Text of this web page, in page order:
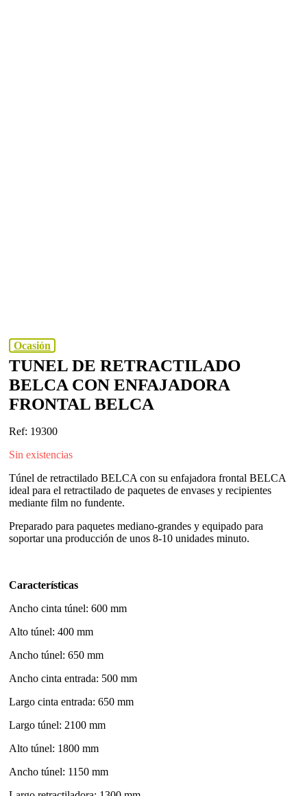
Ocasión
TUNEL DE RETRACTILADO
BELCA CON ENFAJADORA
FRONTAL BELCA
Ref: 19300
Sin existencias
Túnel de retractilado BELCA con su enfajadora frontal BELCA
ideal para el retractilado de paquetes de envases y recipientes
mediante film no fundente.
Preparado para paquetes mediano-grandes y equipado para
soportar una producción de unos 8-10 unidades minuto.
Características
Ancho cinta túnel: 600 mm
Alto túnel: 400 mm
Ancho túnel: 650 mm
Ancho cinta entrada: 500 mm
Largo cinta entrada: 650 mm
Largo túnel: 2100 mm
Alto túnel: 1800 mm
Ancho túnel: 1150 mm